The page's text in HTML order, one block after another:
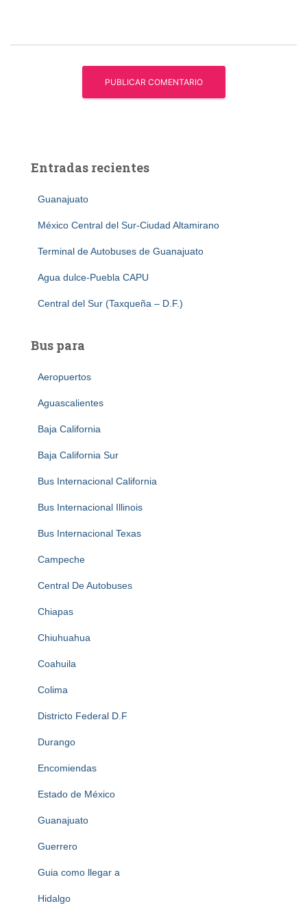
Entradas recientes
Guanajuato
México Central del Sur-Ciudad Altamirano
Terminal de Autobuses de Guanajuato
Agua dulce-Puebla CAPU
Central del Sur (Taxqueña – D.F.)
Bus para
Aeropuertos
Aguascalientes
Baja California
Baja California Sur
Bus Internacional California
Bus Internacional Illinois
Bus Internacional Texas
Campeche
Central De Autobuses
Chiapas
Chiuhuahua
Coahuila
Colima
Districto Federal D.F
Durango
Encomiendas
Estado de México
Guanajuato
Guerrero
Guia como llegar a
Hidalgo